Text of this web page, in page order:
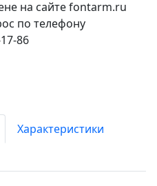
86
Характеристики